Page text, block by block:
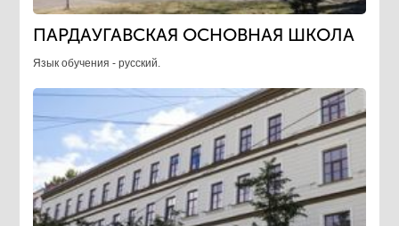
ПАРДАУГАВСКАЯ ОСНОВНАЯ ШКОЛА
Язык обучения - русский.